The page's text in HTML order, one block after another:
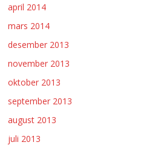
april 2014
mars 2014
desember 2013
november 2013
oktober 2013
september 2013
august 2013
juli 2013